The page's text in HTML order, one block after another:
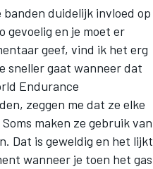
duidelijk invloed op
gevoelig en je moet er
geef, vind ik het erg
sneller gaat wanneer dat
Endurance
zeggen me dat ze elke
maken ze gebruik van
Dat is geweldig en het lijkt
wanneer je toen het gas